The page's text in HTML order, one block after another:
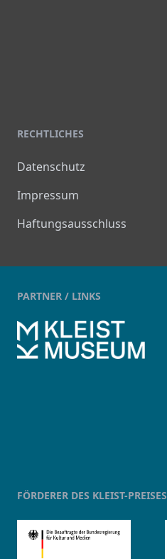
RECHTLICHES
Datenschutz
Impressum
Haftungsausschluss
PARTNER / LINKS
FÖRDERER DES KLEIST-PREISES